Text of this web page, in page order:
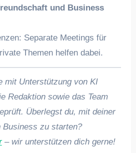
und Business
Separate Meetings für
Themen helfen dabei.
mit Unterstützung von KI
Redaktion sowie das Team
Überlegst du, mit deiner
Business zu starten?
– wir unterstützen dich gerne!